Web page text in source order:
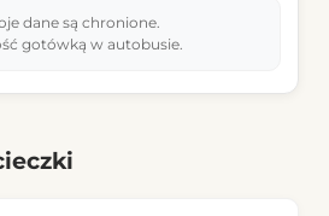
dane są chronione.
gotówką w autobusie.